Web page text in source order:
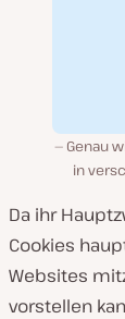
Genau
in
Da ihr
Cookies
Websites
vorstellen